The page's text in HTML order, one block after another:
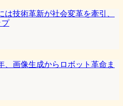
技術革新が社会変革を牽引、
、画像生成からロボット革命ま